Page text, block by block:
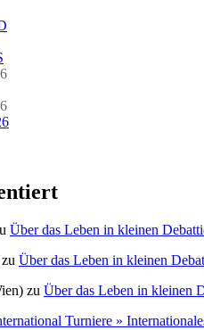
Über das Leben in kleinen
zu Über das Leben in kleinen
zu Über das Leben in kleinen
Turniere »